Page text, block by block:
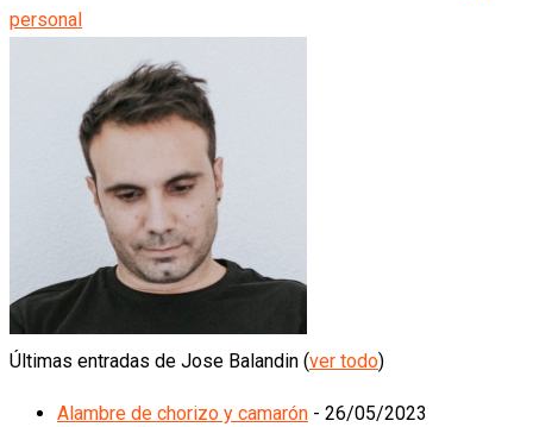
personal
Últimas entradas de Jose Balandin (ver todo)
Alambre de chorizo y camarón - 26/05/2023